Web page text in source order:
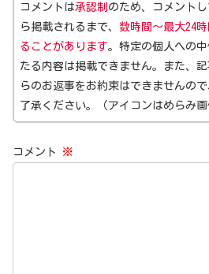
コメントは承認制 のため、コメント
ら掲載されるまで、 数時間～最大24
ることがあります。特定の個人への
たる内容は掲載できません。また、
らのお返事をお約束はできませんの
了承ください。（アイコンはめらみ
コメント ※